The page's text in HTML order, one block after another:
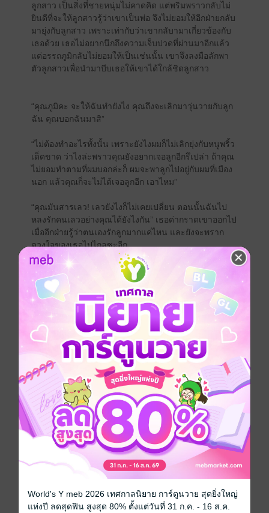
ลูกสาว เป็นสิ่งที่ชายหนุ่มไม่คาดคิด แต่พริมพราวกลับไม่
ยินดีที่จะให้ลูกสาวรู้ว่าเขาเป็นพ่อ จึงไม่ยอมให้อีกฝ่ายกลับ
มายุ่งกับลูกสาว เพราะเท่ากับว่าเขากลับามาเกี่ยวข้องกับ
เธอด้วย เธอไม่อยากนึกถึงความเจ็บปวดที่ผ่านมาอีกแล้ว
แต่อรรถภูมิกลับไม่ยอมให้เป็นเช่นนั้น เขาจึงลงมือลักพา
ตัวลูกสาวเพื่อนำมาบีบเธอให้เขาได้ใกล้ชิดลูกสาว
“คุณภูมิคะ จะให้ฉันทำยังไง คุณถึงจะเลิกมาวุ่นวายกับลูก
ฉัน คุณบอกฉันมาสิ”
“ไม่ต้องทำอะไรทั้งนั้น เพราะยังไงผมก็ไม่เลิกยุ่งกับหนูพริ้ว
เด็ดขาด ว่าไงล่ะพราวคุณยังอยากเจอลูกอีกรึเปล่า ถ้าคุณ
ไม่ยอมทำตามที่ผมบอกล่ะก็ ผมจะพาลูกไปอยู่กับผมที่เมือง
นอก แล้วคุณก็จะไม่ได้เจอลูกอีก เอาไหม”
“คุณมันสารเลว! เลวยังไงก็ไม่เคยเปลี่ยน ตอนนั้นฉันไป
หลงรักคนเลวอย่างคุณได้ยังไงกัน” เธอด่ากราดเขาออกไป
เมื่ออีกฝ่ายรู้ว่าตนเองรักลูกมากแค่ไหน และยังจะพราก
ดวงใจของเธอไปไกลซะอีก
“ผมรู้ว่าผมเลว ไม่ต้องสรรเสริญนักหรอก จะเลวเพิ่มอีกนิด
มันก็คงไม่เป็นไรอยู่แล้ว” พริมพราวคิดว่าถ้าเธอยังดื้อแพ่ง
ต่อ อีกฝ่ายอาจจะทำตามที่พูด ตอนนี้เธอต้องหาทางให้เขา
ออกมาจากบ้านของตนเองก่อน แล้วเธอจะพาหนูพริ้วหนี
ไปอยู่ที่อื่น ไม่มีวิธีไหนดีเท่าวิธีนี้อีกแล้ว
“ก็ได้! ฉันจะยอมให้คุณรับผิดชอบลูก พอใจรึยัง” พลางต่อ
รองกับอีกฝ่าย
“ผมอยากจดทะเบียนรับรองหนูพริ้วเป็นลูกด้วย” อรรถภูมิ
เอ่ยถึงความต้องการของตนเองออกไปหลังจากนั้น
“นี่คุณจะบ้าไปถึงไหนกัน อยากรับผิดชอบลูกฉันก็ให้แล้วไง
ล่ะ คุณไม่มีสิทธิ์ที่มาจดทะเบียนรับรองหนูพริ้วเป็นลูกหรอก
ฉันไม่ยอมเด็ดขาด”
วันที่วางขาย 12 กุมภาพันธ์ 2559
World's Y meb 2026 เทศกาลนิยาย การ์ตูนวาย สุดยิ่งใหญ่
แห่งปี ลดสุดฟิน สูงสุด 80% ตั้งแต่วันที่ 31 ก.ค. - 16 ส.ค.